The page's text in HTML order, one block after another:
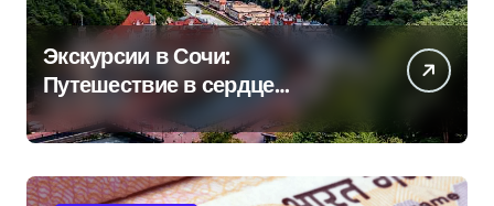
Экскурсии в Сочи:
Путешествие в сердце
Черноморского курорта